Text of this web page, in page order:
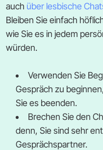
auch über lesbische
Bleiben Sie einfach
wie Sie es in jedem
würden.
Verwenden Sie
Gespräch zu
Sie es beenden.
Brechen Sie den
denn, Sie sind sehr
Gesprächspartner.